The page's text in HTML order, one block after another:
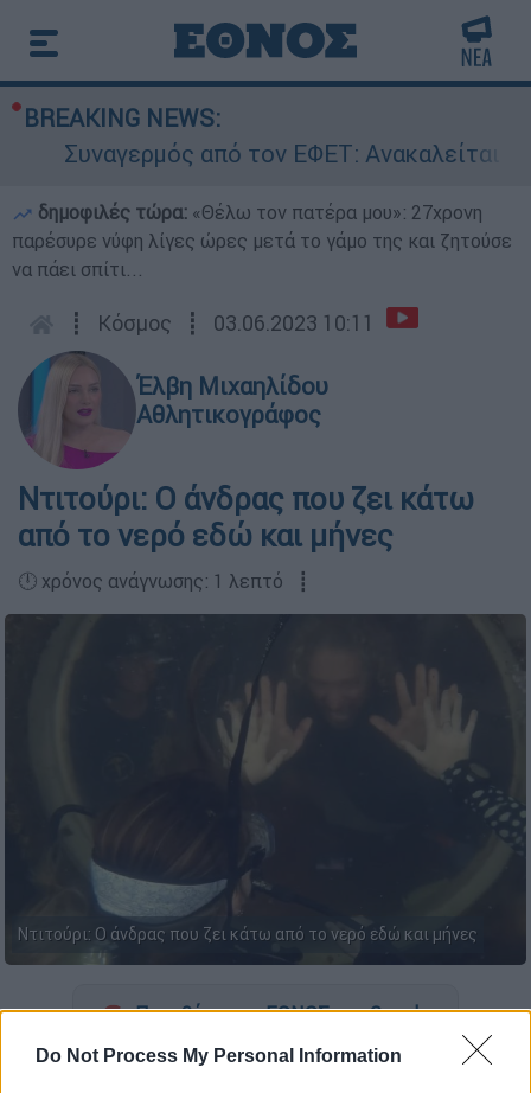
Do Not Process My Personal Information
BREAKING NEWS:
Συναγερμός από τον ΕΦΕΤ: Ανακαλείται
δημοφιλές τώρα: «Θέλω τον πατέρα μου»: 27χρονη
παρέσυρε νύφη λίγες ώρες μετά το γάμο της και ζητούσε
να πάει σπίτι...
┋ Κόσμος ┋ 03.06.2023 10:11
Έλβη Μιχαηλίδου
Αθλητικογράφος
Ντιτούρι: Ο άνδρας που ζει κάτω
από το νερό εδώ και μήνες
🕛 χρόνος ανάγνωσης: 1 λεπτό ┋
Ντιτούρι: Ο άνδρας που ζει κάτω από το νερό εδώ και μήνες
Προσθέστε το ΕΘΝΟΣ στη Google